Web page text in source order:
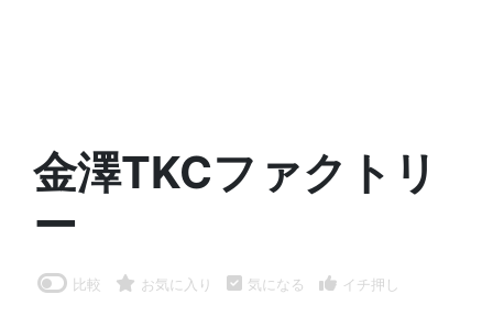
金澤TKCファクトリ
ー
比較 お気に入り 気になる イチ押し